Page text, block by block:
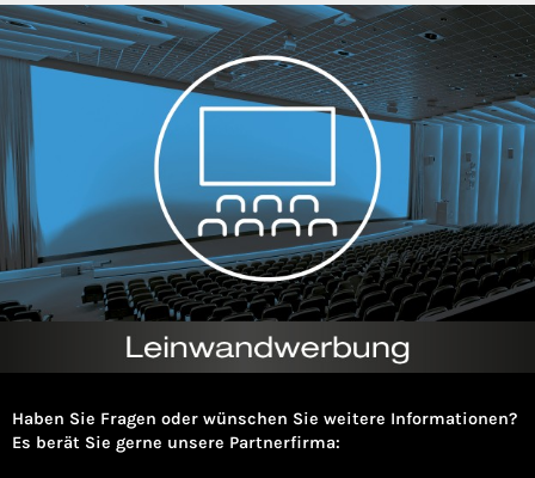
Haben Sie Fragen oder wünschen Sie weitere Informationen?
Es berät Sie gerne unsere Partnerfirma: